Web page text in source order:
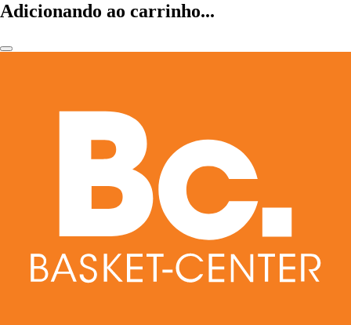
Adicionando ao carrinho...